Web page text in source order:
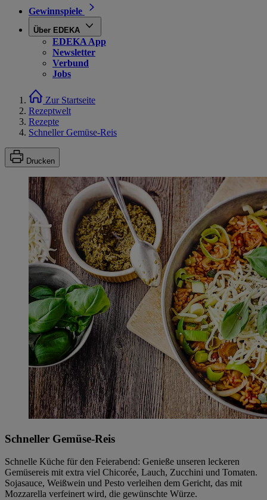
Gewinnspiele
Über EDEKA
EDEKA App
Newsletter
Verbund
Jobs
Zur Startseite
Rezeptwelt
Rezepte
Schneller Gemüse-Reis
Drucken
Schneller Gemüse-Reis
Schnelle Küche für den Feierabend: Genieße unseren leckeren
Gemüsereis mit extra viel Chicorée, Lauch, Zucchini und Tomaten.
Sojasauce, Weißwein und Pesto verleihen dem Gericht, das mit
Mozzarella verfeinert wird, die gewünschte Würze.